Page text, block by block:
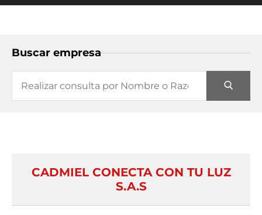
Buscar empresa
CADMIEL CONECTA CON TU LUZ
S.A.S